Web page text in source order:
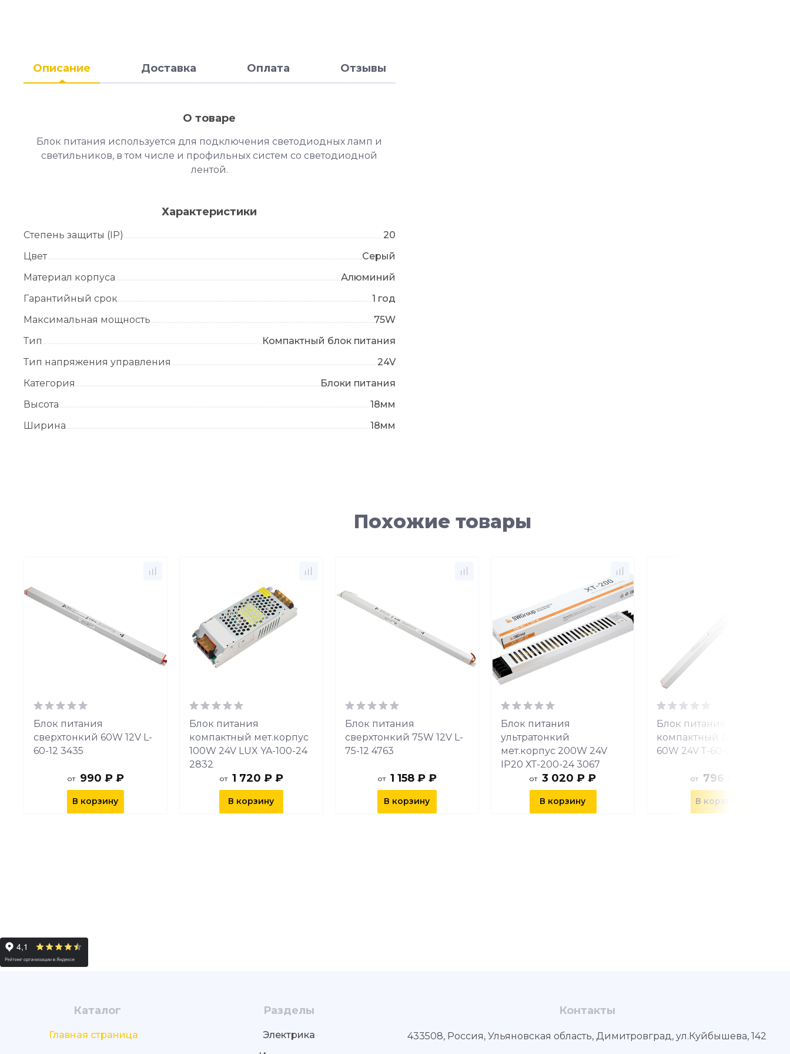
Описание Доставка Оплата Отзывы
О товаре
Блок питания используется для подключения светодиодных ламп и
светильников, в том числе и профильных систем со светодиодной
лентой.
Характеристики
Степень защиты (IP)
20
Цвет
Серый
Материал корпуса
Алюминий
Гарантийный срок
1 год
Максимальная мощность
75W
Тип
Компактный блок питания
Тип напряжения управления
24V
Категория
Блоки питания
Высота
18мм
Ширина
18мм
Похожие товары
Блок питания
сверхтонкий 60W 12V L-
60-12 3435
от 990 ₽ ₽
В корзину
Блок питания
компактный мет.корпус
100W 24V LUX YA-100-24
2832
от 1 720 ₽ ₽
В корзину
Блок питания
сверхтонкий 75W 12V L-
75-12 4763
от 1 158 ₽ ₽
В корзину
Блок питания
ультратонкий
мет.корпус 200W 24V
IP20 ХТ-200-24 3067
от 3 020 ₽ ₽
В корзину
Блок питания
компактный (узкий)
60W 24V Т-60-24 1385
от 796 ₽ ₽
В корзину
Каталог
Главная страница
Разделы
Электрика
Контакты
433508, Россия, Ульяновская область, Димитровград, ул.Куйбышева, 142